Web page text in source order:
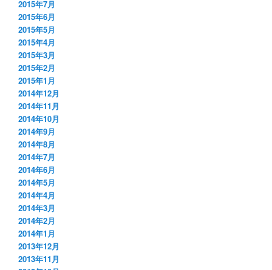
2015年7月
2015年6月
2015年5月
2015年4月
2015年3月
2015年2月
2015年1月
2014年12月
2014年11月
2014年10月
2014年9月
2014年8月
2014年7月
2014年6月
2014年5月
2014年4月
2014年3月
2014年2月
2014年1月
2013年12月
2013年11月